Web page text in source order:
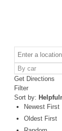
Get Directions
Filter
Sort by:
Newest First
Oldest First